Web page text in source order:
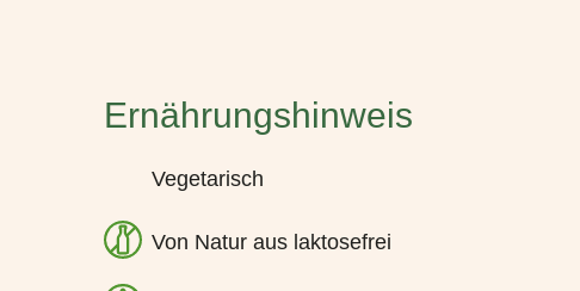
Ernährungshinweis
Vegetarisch
Von Natur aus laktosefrei